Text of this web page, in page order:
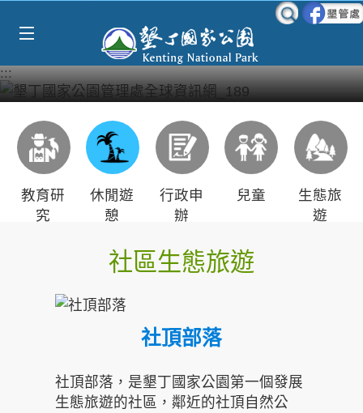
:::
教育研
究
休閒遊
憩
行政申
辦
兒童
生態旅
遊
社區生態旅遊
社頂部落
社頂部落，是墾丁國家公園第一個發展
生態旅遊的社區，鄰近的社頂自然公